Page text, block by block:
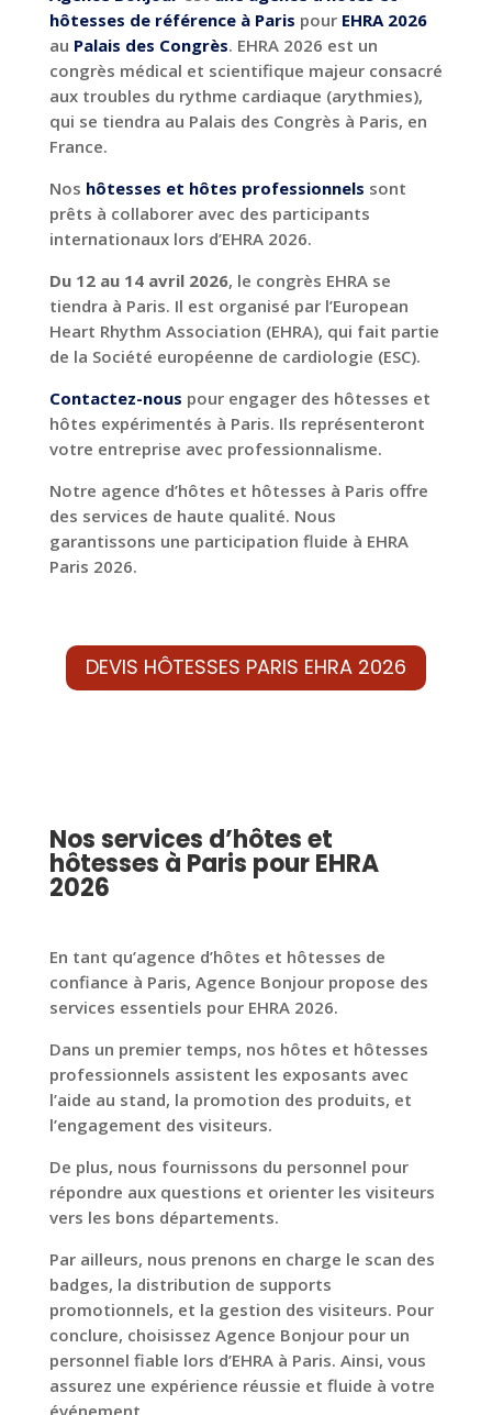
hôtesses de référence à Paris pour EHRA 2026
au Palais des Congrès. EHRA 2026 est un
congrès médical et scientifique majeur consacré
aux troubles du rythme cardiaque (arythmies),
qui se tiendra au Palais des Congrès à Paris, en
France.
Nos hôtesses et hôtes professionnels sont
prêts à collaborer avec des participants
internationaux lors d’EHRA 2026.
Du 12 au 14 avril 2026, le congrès EHRA se
tiendra à Paris. Il est organisé par l’European
Heart Rhythm Association (EHRA), qui fait partie
de la Société européenne de cardiologie (ESC).
Contactez-nous pour engager des hôtesses et
hôtes expérimentés à Paris. Ils représenteront
votre entreprise avec professionnalisme.
Notre agence d’hôtes et hôtesses à Paris offre
des services de haute qualité. Nous
garantissons une participation fluide à EHRA
Paris 2026.
DEVIS HÔTESSES PARIS EHRA 2026
Nos services d’hôtes et
hôtesses à Paris pour EHRA
2026
En tant qu’agence d’hôtes et hôtesses de
confiance à Paris, Agence Bonjour propose des
services essentiels pour EHRA 2026.
Dans un premier temps, nos hôtes et hôtesses
professionnels assistent les exposants avec
l’aide au stand, la promotion des produits, et
l’engagement des visiteurs.
De plus, nous fournissons du personnel pour
répondre aux questions et orienter les visiteurs
vers les bons départements.
Par ailleurs, nous prenons en charge le scan des
badges, la distribution de supports
promotionnels, et la gestion des visiteurs. Pour
conclure, choisissez Agence Bonjour pour un
personnel fiable lors d’EHRA à Paris. Ainsi, vous
assurez une expérience réussie et fluide à votre
événement.